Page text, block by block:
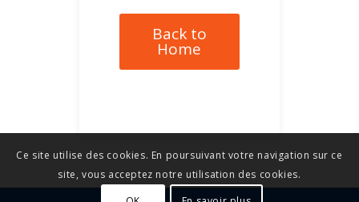
Back to
Home
Ce site utilise des cookies. En poursuivant votre navigation sur ce
site, vous acceptez notre utilisation des cookies.